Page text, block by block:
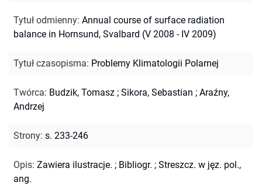
Tytuł odmienny: Annual course of surface radiation
balance in Hornsund, Svalbard (V 2008 - IV 2009)
Tytuł czasopisma: Problemy Klimatologii Polarnej
Twórca: Budzik, Tomasz ; Sikora, Sebastian ; Araźny,
Andrzej
Strony: s. 233-246
Opis: Zawiera ilustracje. ; Bibliogr. ; Streszcz. w jęz. pol.,
ang.